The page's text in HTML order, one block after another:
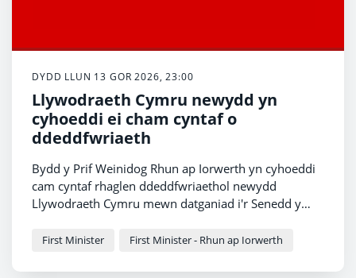
DYDD LLUN 13 GOR 2026, 23:00
Llywodraeth Cymru newydd yn
cyhoeddi ei cham cyntaf o
ddeddfwriaeth
Bydd y Prif Weinidog Rhun ap Iorwerth yn cyhoeddi
cam cyntaf rhaglen ddeddfwriaethol newydd
Llywodraeth Cymru mewn datganiad i'r Senedd y
First Minister First Minister - Rhun ap Iorwerth